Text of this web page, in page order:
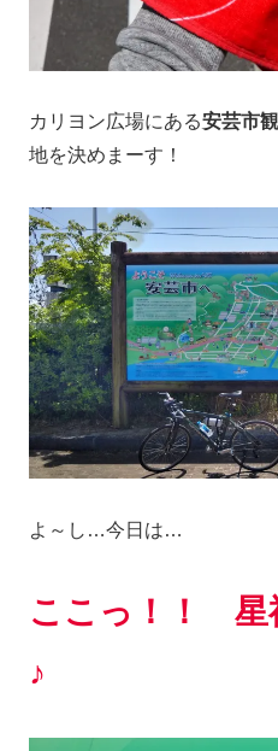
カリヨン広場にある安芸市
地を決めまーす！
よ～し…今日は…
ここっ！！ 星
♪